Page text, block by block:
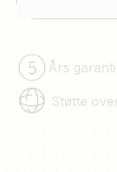
Års garanti
Støtte